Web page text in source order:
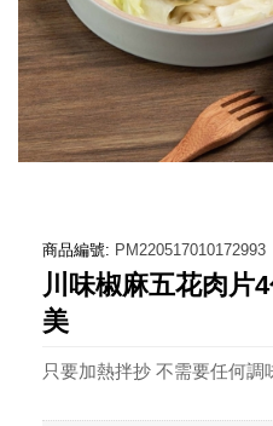
商品編號: PM220517010172993
川味椒麻五花肉片
美
只要加熱拌抄 不需要任何調